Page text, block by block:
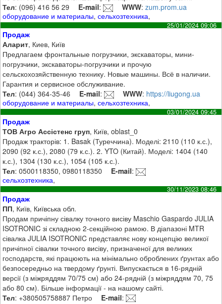
Тел: (096) 416 56 29 E-mail: WWW:zum.prom.ua
оборудование и материалы,сельхозтехника,
25/01/2024 09:06
Продаж
Аларит, Киев, Київ
Предлагаем фронтальные погрузчики, экскаваторы, мини-
погрузчики, экскаваторы-погрузчики и прочую
сельскохозяйственную технику. Новые машины. Всё в наличии.
Гарантия и сервисное обслуживание.
Тел: (044) 364-35-46 E-mail: WWW: https://liugong.ua
оборудование и материалы,сельхозтехника,
03/01/2024 09:45
Продаж
ТОВ Агро Ассістенс груп, Київ, oblast_0
Продаж тракторів: 1. Basak (Туреччина). Моделі: 2110 (110 к.с.),
2090 (92 к.с.), 2080 (79 к.с.). 2. YTO (Китай). Моделі: 1404 (140
к.с.), 1304 (130 к.с.), 1054 (105 к.с.).
Тел: 0500118350, 0980118350 E-mail:
сельхозтехника,
30/11/2023 08:46
Продаж
ПП, Київ, Київська обл.
Продам причіпну сівалку точного висіву Maschio Gaspardo JULIA
ISOTRONIC зі складною 2-секційною рамою. В діапазоні MTR
сівалка JULIA ISOTRONIC представляє нову концепцію великої
причіпної сівалки точного висіву, призначеної для великих
господарств, які працюють на мінімально оброблених ґрунтах або
безпосередньо на твердому ґрунті. Випускається в 16-рядній
версії (з міжряддям 70/75 см) або 24-рядній (з міжряддям 70, 75
або 80 см). Більше інформації - на нашому сайті.
Тел: +380505758887 Петро E-mail: